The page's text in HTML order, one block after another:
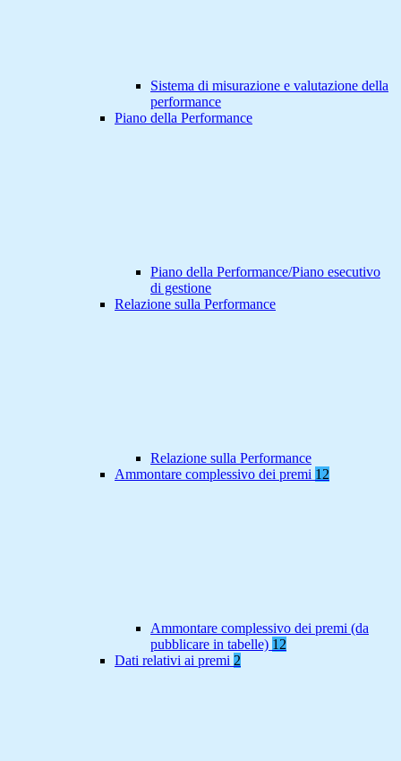
Sistema di misurazione e valutazione della
performance
Piano della Performance
Piano della Performance/Piano esecutivo
di gestione
Relazione sulla Performance
Relazione sulla Performance
Ammontare complessivo dei premi 12
Ammontare complessivo dei premi (da
pubblicare in tabelle) 12
Dati relativi ai premi 2